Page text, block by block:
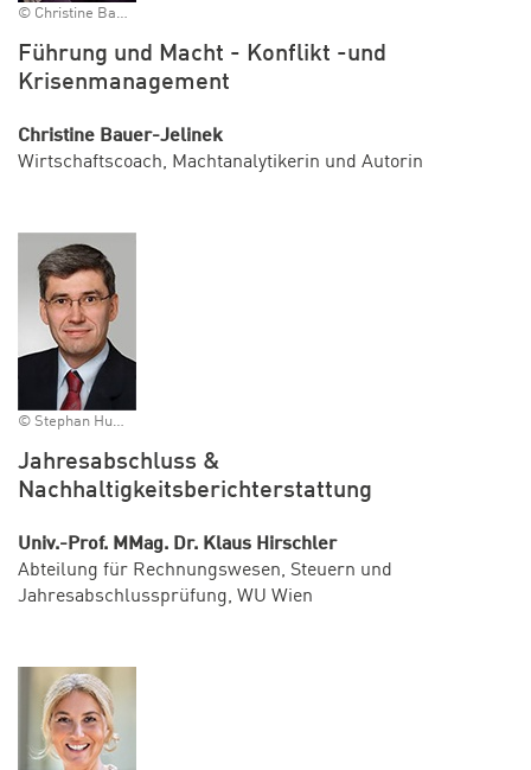
© Christine Bauer-Jelinek
Führung und Macht - Konflikt -und
Krisenmanagement
Christine Bauer-Jelinek
Wirtschaftscoach, Machtanalytikerin und Autorin
© Stephan Huger
Jahresabschluss &
Nachhaltigkeitsberichterstattung
Univ.-Prof. MMag. Dr. Klaus Hirschler
Abteilung für Rechnungswesen, Steuern und
Jahresabschlussprüfung, WU Wien